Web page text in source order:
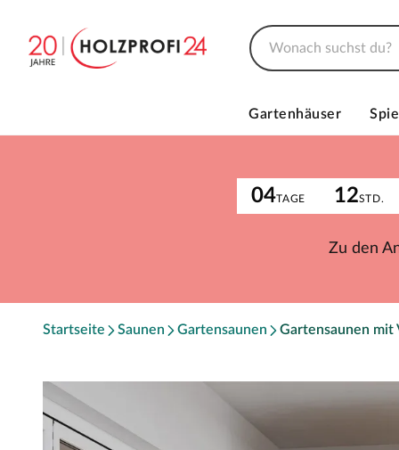
Gartenhäuser
04TAGE 12STD.
Zu den
Startseite Saunen Gartensaunen Gartensaunen mit